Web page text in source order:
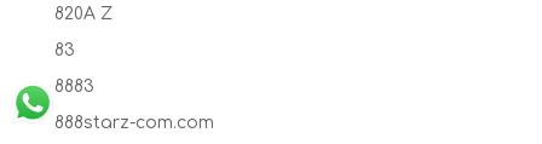
820A Z
83
8883
888starz-com.com